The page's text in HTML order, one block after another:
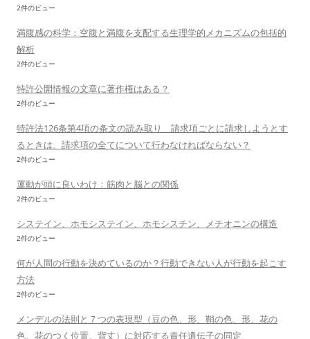
2件のビュー
満腹感の科学：空腹と満腹を支配する生理学的メカニズムの包括的
解析
2件のビュー
特許公開情報の文章に著作権はある？
2件のビュー
特許法126条第4項の条文の読み取り 請求項ごとに請求しようとす
るときは、請求項の全てについて行わなければならない？
2件のビュー
運動が頭に良いわけ：筋肉と脳との関係
2件のビュー
システイン、ホモシステイン、ホモシスチン、メチオニンの構造
2件のビュー
何が人間の行動を決めているのか？行動できない人が行動を起こす
方法
2件のビュー
メンデルの法則と７つの表現型（豆の色、形、鞘の色、形、花の
色、花のつく位置、背丈）に対応する責任遺伝子の同定